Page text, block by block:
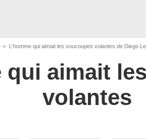
L'homme qui aimait les soucoupes volantes de Diego
qui aimait
volantes